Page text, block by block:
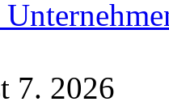
7. 2026